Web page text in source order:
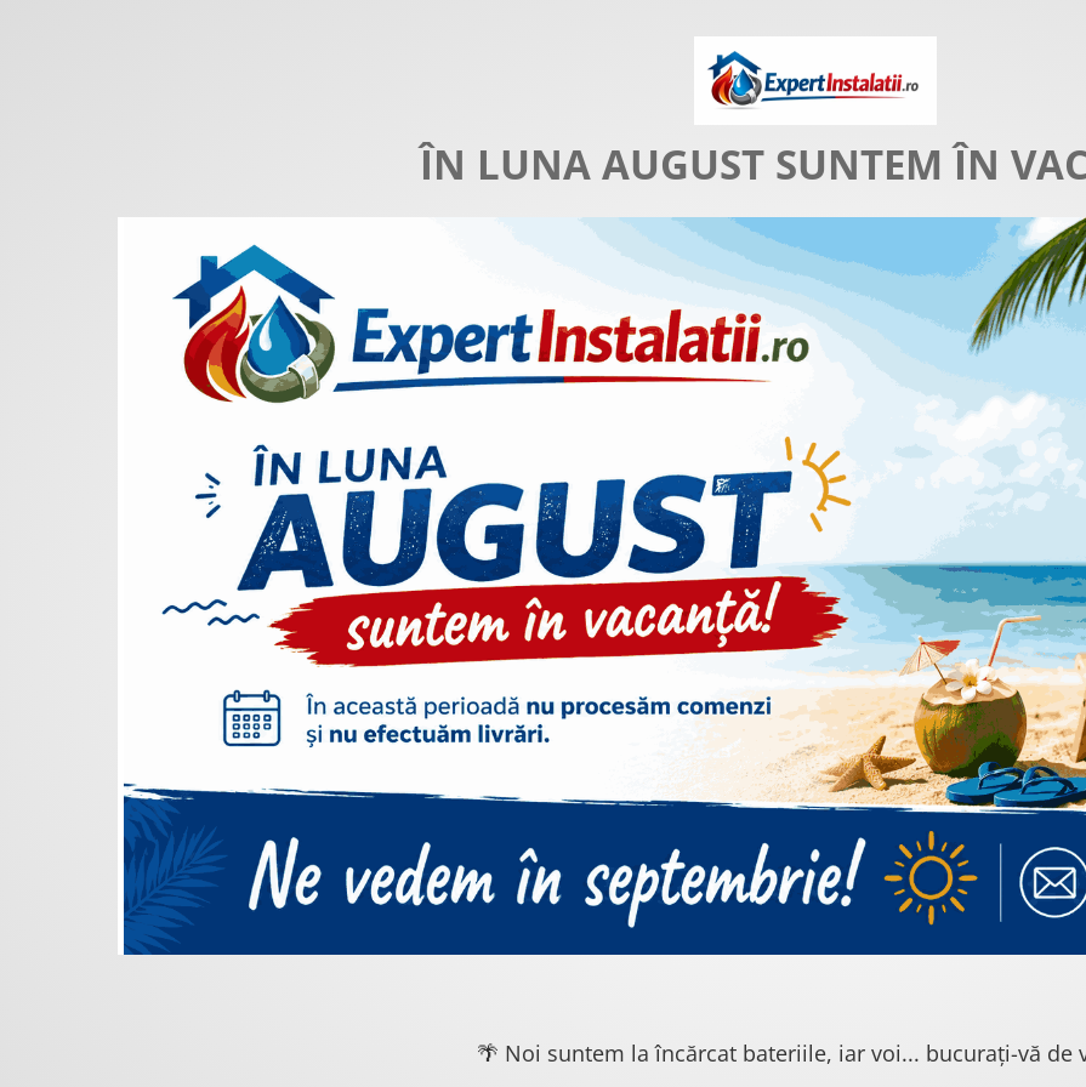
ÎN LUNA AUGUST SUNTEM ÎN
🌴 Noi suntem la încărcat bateriile, iar voi... bucurați-vă de